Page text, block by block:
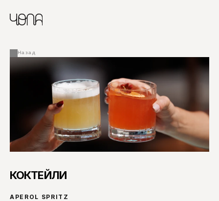
Назад
КОКТЕЙЛИ
APEROL SPRITZ